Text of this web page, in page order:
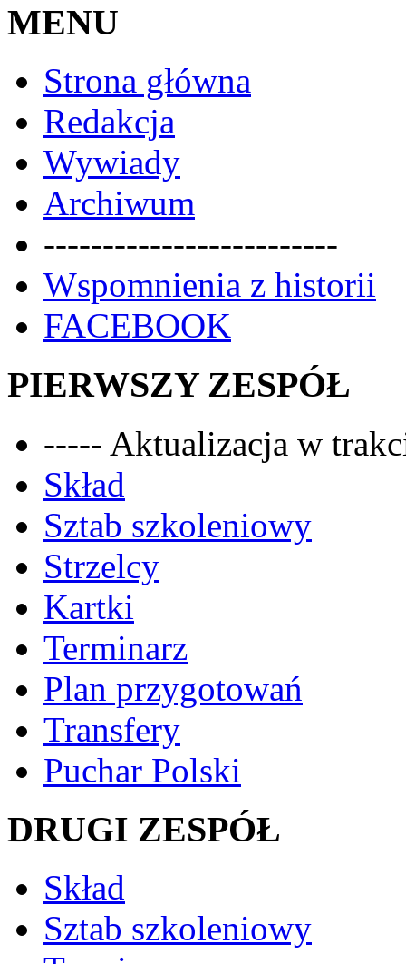
MENU
Strona główna
Redakcja
Wywiady
Archiwum
-------------------------
Wspomnienia z historii
FACEBOOK
PIERWSZY ZESPÓŁ
----- Aktualizacja w
Skład
Sztab szkoleniowy
Strzelcy
Kartki
Terminarz
Plan przygotowań
Transfery
Puchar Polski
DRUGI ZESPÓŁ
Skład
Sztab szkoleniowy